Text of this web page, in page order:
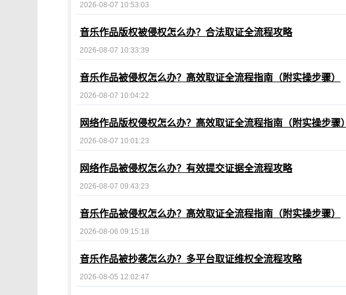
2026-08-07 10:53:03
音乐作品版权被侵权怎么办？合法取证全流程攻略
2026-08-07 10:33:39
音乐作品被侵权怎么办？高效取证全流程指南（附实操步骤）
2026-08-07 10:04:22
网络作品版权侵权怎么办？高效取证全流程指南（附实操步骤）
2026-08-07 10:01:23
网络作品被侵权怎么办？有效提交证据全流程攻略
2026-08-07 09:43:23
音乐作品被侵权怎么办？高效取证全流程指南（附实操步骤）
2026-08-06 09:15:18
音乐作品被抄袭怎么办？多平台取证维权全流程攻略
2026-08-05 12:02:47